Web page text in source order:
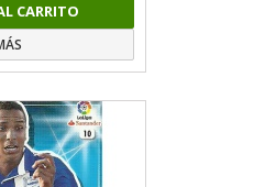
CARRITO